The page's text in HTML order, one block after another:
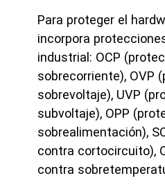
Para proteger el
incorpora
industrial: OCP
sobrecorriente), OVP
sobrevoltaje), UVP
subvoltaje), OPP
sobrealimentación),
contra cortocircuito),
contra